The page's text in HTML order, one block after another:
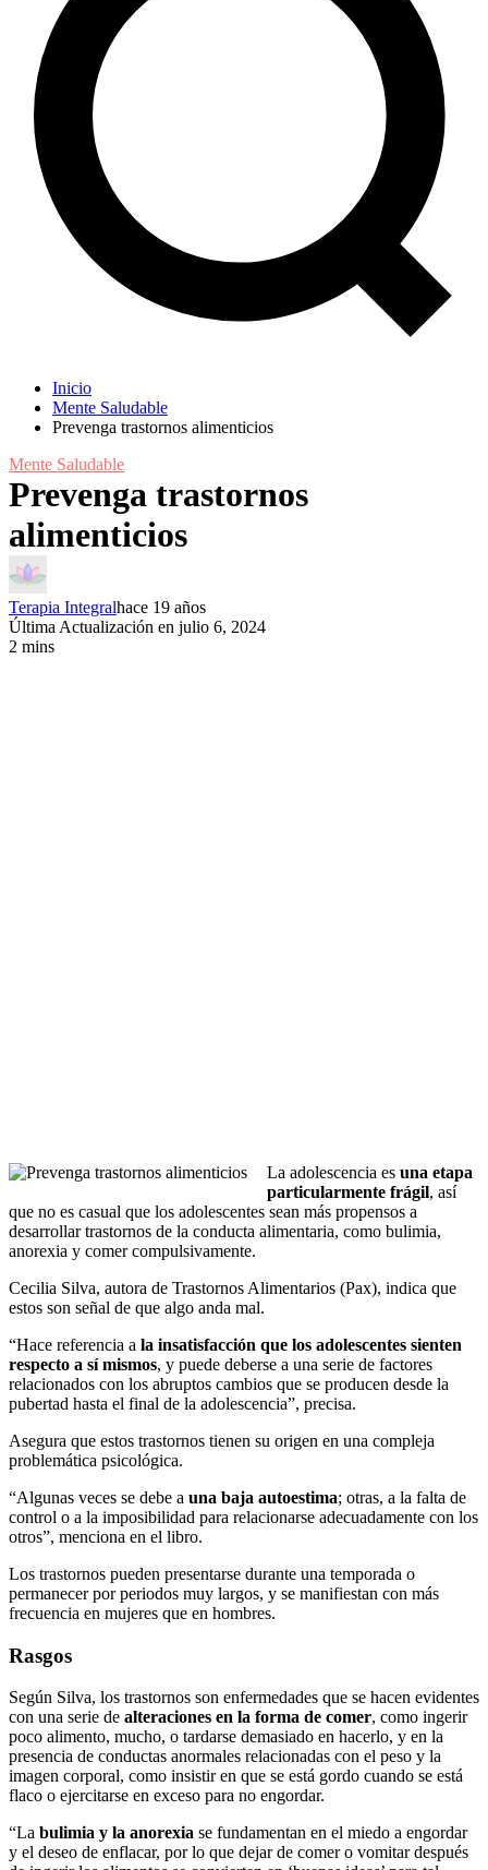
Inicio
Mente Saludable
Prevenga trastornos alimenticios
Mente Saludable
Prevenga trastornos
alimenticios
Terapia Integralhace 19 años
Última Actualización en julio 6, 2024
2 mins
La adolescencia es una etapa
particularmente frágil, así
que no es casual que los adolescentes sean más propensos a
desarrollar trastornos de la conducta alimentaria, como bulimia,
anorexia y comer compulsivamente.
Cecilia Silva, autora de Trastornos Alimentarios (Pax), indica que
estos son señal de que algo anda mal.
“Hace referencia a la insatisfacción que los adolescentes sienten
respecto a sí mismos, y puede deberse a una serie de factores
relacionados con los abruptos cambios que se producen desde la
pubertad hasta el final de la adolescencia”, precisa.
Asegura que estos trastornos tienen su origen en una compleja
problemática psicológica.
“Algunas veces se debe a una baja autoestima; otras, a la falta de
control o a la imposibilidad para relacionarse adecuadamente con los
otros”, menciona en el libro.
Los trastornos pueden presentarse durante una temporada o
permanecer por periodos muy largos, y se manifiestan con más
frecuencia en mujeres que en hombres.
Rasgos
Según Silva, los trastornos son enfermedades que se hacen evidentes
con una serie de alteraciones en la forma de comer, como ingerir
poco alimento, mucho, o tardarse demasiado en hacerlo, y en la
presencia de conductas anormales relacionadas con el peso y la
imagen corporal, como insistir en que se está gordo cuando se está
flaco o ejercitarse en exceso para no engordar.
“La bulimia y la anorexia se fundamentan en el miedo a engordar
y el deseo de enflacar, por lo que dejar de comer o vomitar después